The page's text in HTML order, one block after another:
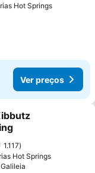
Hot Springs
Ver preços
favoritos
1.117
Hot Springs